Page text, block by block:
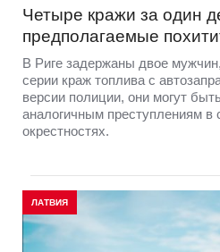
Четыре кражи за один
предполагаемые
В Риге задержаны двое
серии краж топлива с
версии полиции, они могут
аналогичным преступлениям в
окрестностях.
ЛАТВИЯ